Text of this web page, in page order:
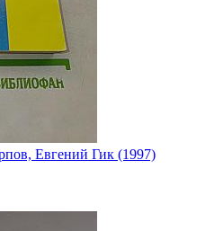
Евгений Гик (1997)